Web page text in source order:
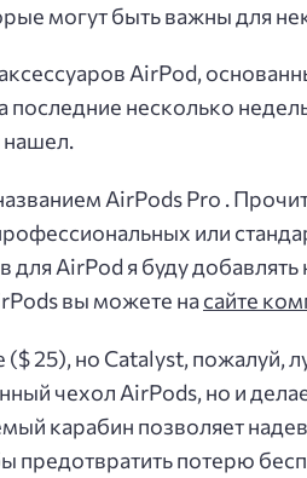
могут быть важны для
AirPod,
несколько
нашел.
AirPods Pro .
или
AirPod я буду
вы можете на сайте
25), но Catalyst, пожалуй,
чехол AirPods, но и
карабин позволяет
предотвратить потерю